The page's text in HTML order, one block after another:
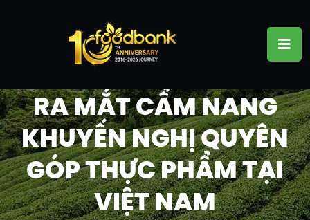
RA MẮT CẨM NANG
KHUYẾN NGHỊ QUYÊN
GÓP THỰC PHẨM TẠI
VIỆT NAM